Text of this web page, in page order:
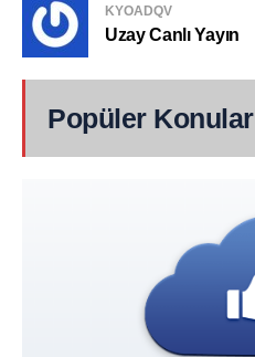
KYOADQV
Uzay Canlı Yayın
Popüler Konular